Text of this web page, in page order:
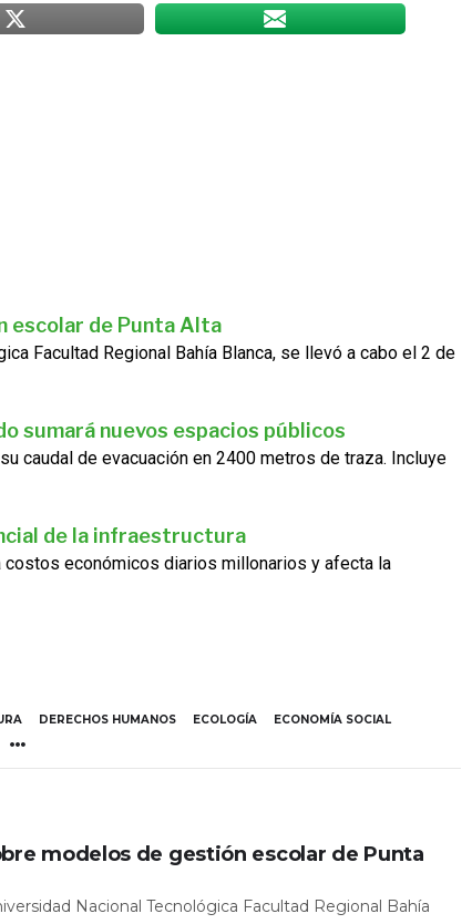
escolar de Punta Alta
Facultad Regional Bahía Blanca, se llevó a cabo el 2 de
sumará nuevos espacios públicos
caudal de evacuación en 2400 metros de traza. Incluye
de la infraestructura
económicos diarios millonarios y afecta la
DERECHOS HUMANOS ECOLOGÍA
ECONOMÍA SOCIAL
modelos de gestión escolar de Punta
Nacional Tecnológica Facultad Regional Bahía